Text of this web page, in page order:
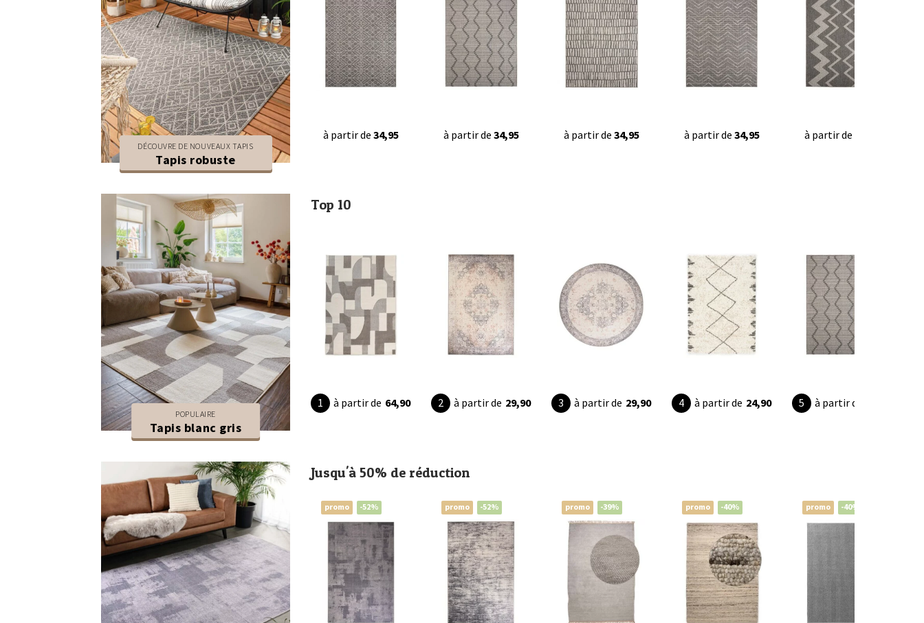
DÉCOUVRE DE NOUVEAUX TAPIS
Tapis robuste
à partir de 34,95 à partir de 34,95 à partir de 34,95 à partir de 34,95 à partir de
POPULAIRE
Tapis blanc gris
Top 10
à partir de 64,90 à partir de 29,90 à partir de 29,90 à partir de 24,90 à partir de
Jusqu'à 50% de réduction
promo -52% promo -52% promo -39% promo -40% promo -40%